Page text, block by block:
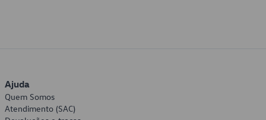
Ajuda
Quem Somos
Atendimento (SAC)